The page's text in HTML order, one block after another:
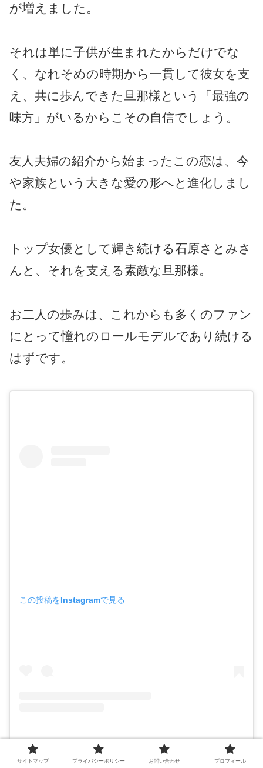
が増えました。
それは単に子供が生まれたからだけでな
く、なれそめの時期から一貫して彼女を支
え、共に歩んできた旦那様という「最強の
味方」がいるからこその自信でしょう。
友人夫婦の紹介から始まったこの恋は、今
や家族という大きな愛の形へと進化しまし
た。
トップ女優として輝き続ける石原さとみさ
んと、それを支える素敵な旦那様。
お二人の歩みは、これからも多くのファン
にとって憧れのロールモデルであり続ける
はずです。
この投稿をInstagramで見る
サイトマップ プライバシーポリシー お問い合わせ プロフィール